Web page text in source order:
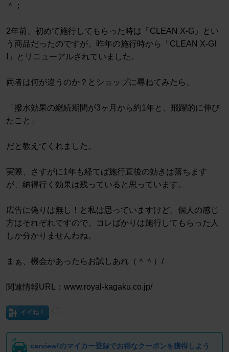
＾；
2年前、初めて施行してもらった時は「CLEAN X-G」とい
う商品だったのですが、昨年の施行時から「CLEAN X-GI
I」とリニューアルされていました。
両者は何が違うのか？とショップに尋ねてみたら、
「撥水効果の継続期間が3ヶ月から約1年と、飛躍的に伸び
たこと」
だと教えてくれました。
実際、さすがに1年も経てば施行直後の効きは落ちます
が、納得行く効果は残っていると思っています。
広告に偽りは無し！と私は思っていますけど、個人の感じ
方はそれぞれですので、コレばかりは施行してもらった人
しか分かりませんわね。
まぁ、機会があったらお試しあれ（＾＾）/
関連情報URL：www.royal-kagaku.co.jp/
イイね！
carview!のマイカー登録でお得なクーポンを獲得しよう